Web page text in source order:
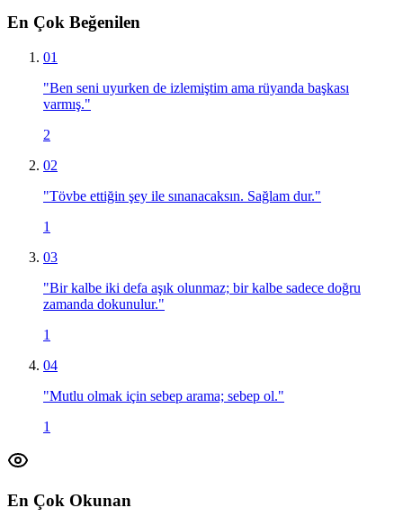
En Çok Beğenilen
01
"Ben seni uyurken de izlemiştim ama rüyanda başkası
varmış."
2
02
"Tövbe ettiğin şey ile sınanacaksın. Sağlam dur."
1
03
"Bir kalbe iki defa aşık olunmaz; bir kalbe sadece doğru
zamanda dokunulur."
1
04
"Mutlu olmak için sebep arama; sebep ol."
1
En Çok Okunan